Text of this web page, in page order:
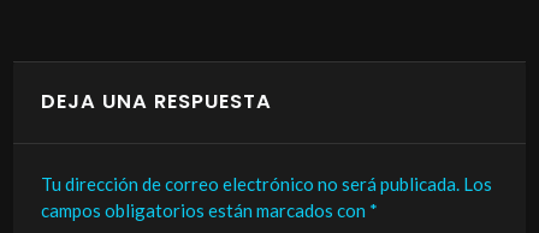
DEJA UNA RESPUESTA
Tu dirección de correo electrónico no será publicada. Los
campos obligatorios están marcados con *